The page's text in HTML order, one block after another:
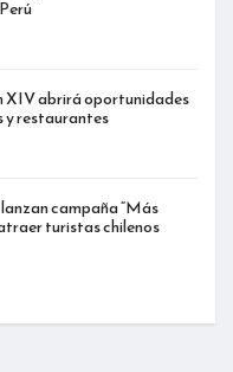
XIV abrirá oportunidades
y restaurantes
campaña “Más
turistas chilenos